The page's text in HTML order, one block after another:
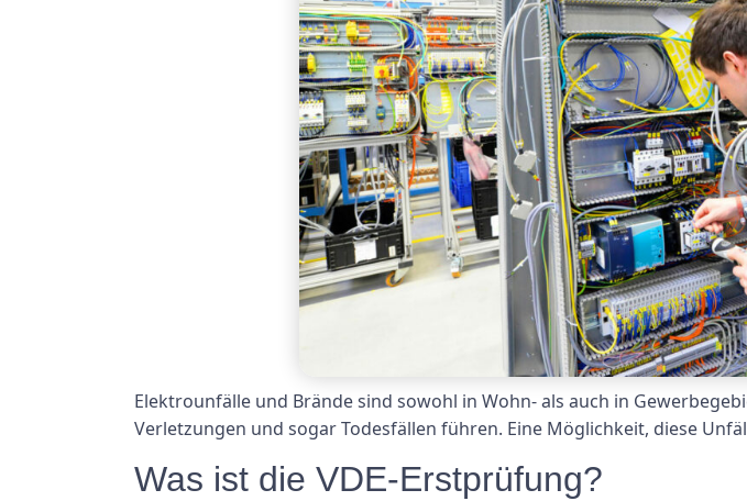
Elektrounfälle und Brände sind sowohl in Wohn- als auch in
Verletzungen und sogar Todesfällen führen. Eine Möglichkeit, diese
Was ist die VDE-Erstprüfung?